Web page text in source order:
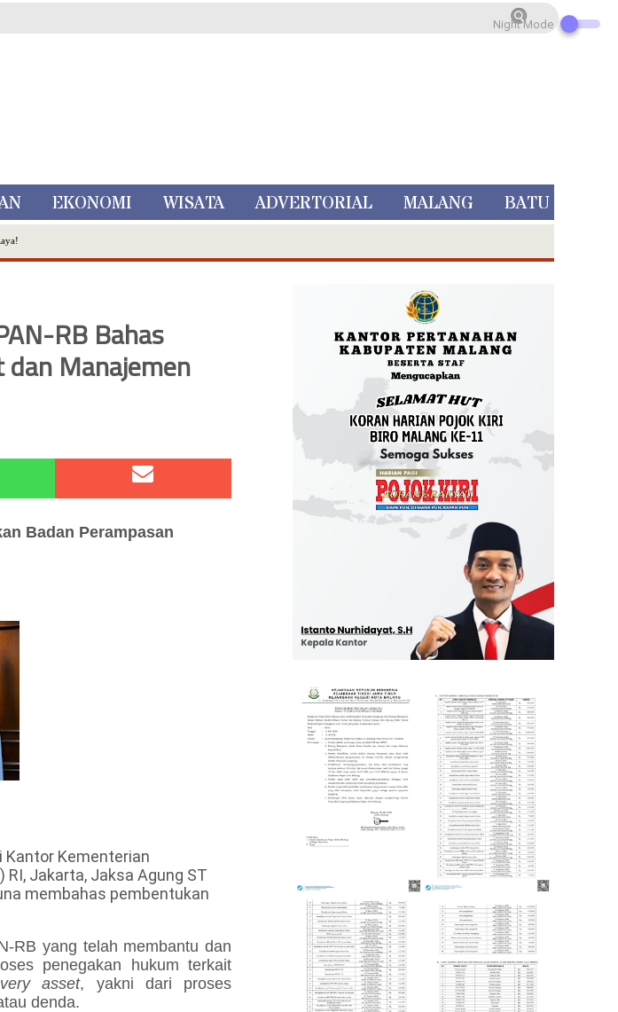
EKONOMI WISATA ADVERTORIAL MALANG BATU
Kualifikasinya
TRIWULAN II
Carabao Bistro & Pool Batu HQ Total Hadiah Rp 5 Juta
RB Bahas
dan Manajemen
Badan Perampasan
Kantor Kementerian
Jakarta, Jaksa Agung ST
membahas pembentukan
RB yang telah membantu dan
penegakan hukum terkait
asset, yakni dari proses
denda.
Night Mode